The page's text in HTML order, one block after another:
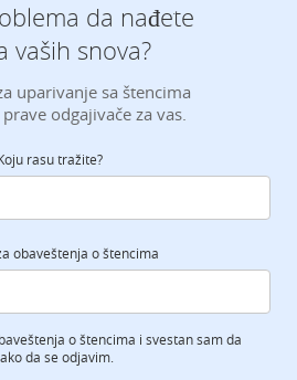
da nađete
vaših snova?
uparivanje sa štencima
odgajivače za vas.
rasu tražite?
obaveštenja o štencima
o štencima i svestan sam da
da se odjavim.